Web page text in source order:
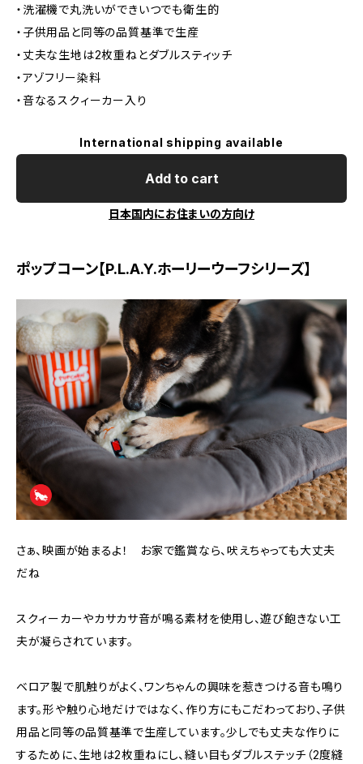
・洗濯機で丸洗いができいつでも衛生的
・子供用品と同等の品質基準で生産
・丈夫な生地は2枚重ねとダブルスティッチ
・アゾフリー染料
・音なるスクィーカー入り
International shipping available
Add to cart
日本国内にお住まいの方向け
ポップコーン【P.L.A.Y.ホーリーウーフシリーズ】
さぁ、映画が始まるよ！ お家で鑑賞なら、吠えちゃっても大丈夫
だね
スクィーカーやカサカサ音が鳴る素材を使用し、遊び飽きない工
夫が凝らされています。
ベロア製で肌触りがよく、ワンちゃんの興味を惹きつける音も鳴り
ます。形や触り心地だけではなく、作り方にもこだわっており、子供
用品と同等の品質基準で生産しています。少しでも丈夫な作りに
するために、生地は2枚重ねにし、縫い目もダブルステッチ（2度縫